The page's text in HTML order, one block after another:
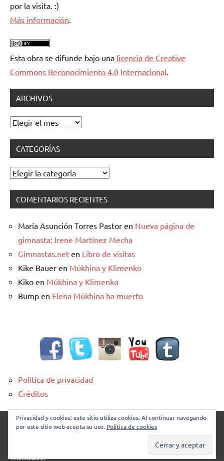
por la visita. :)
Más información.
Esta obra se difunde bajo una licencia de Creative
Commons Reconocimiento 4.0 Internacional.
ARCHIVOS
Archivos
CATEGORÍAS
Categorías
COMENTARIOS RECIENTES
María Asunción Torres Pastor en Nueva página de
gimnasta: Irene Martínez Mecha
Gimnastas.net en Libro de visitas
Kike Bauer en Múkhina y Klimenko
Kiko en Múkhina y Klimenko
Bump en Elena Múkhina ha muerto
Política de privacidad
Créditos
Esta obra es una producción deCalítoe.:.y se difunde bajo una
licencia de Creative Commons Reconocimiento 4.0
. Diseño:Dynamico de
ThemeZee.
Privacidad y cookies: este sitio utiliza cookies. Al continuar navegando
por este sitio web acepta su uso. Política de cookies